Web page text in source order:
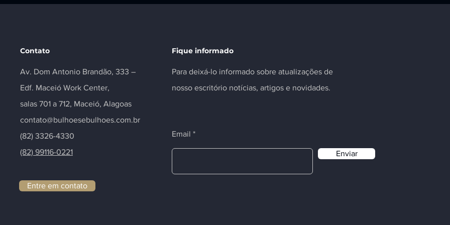
Contato
Av. Dom Antonio Brandão, 333 –
Edf. Maceió Work Center,
salas 701 a 712, Maceió, Alagoas
contato@bulhoesebulhoes.com.br
(82) 3326-4330
(82) 99116-0221
Entre em contato
Fique informado
Para deixá-lo informado sobre atualizações de
nosso escritório notícias, artigos e novidades.
Email
Enviar